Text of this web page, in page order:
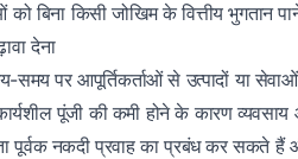
को बिना किसी जोखिम के वित्तीय भुगतान
देना
समय पर आपूर्तिकर्ताओं से उत्पादों या
पूंजी की कमी होने के कारण व्यवसाय
पूर्वक नकदी प्रवाह का प्रबंध कर सकते हैं